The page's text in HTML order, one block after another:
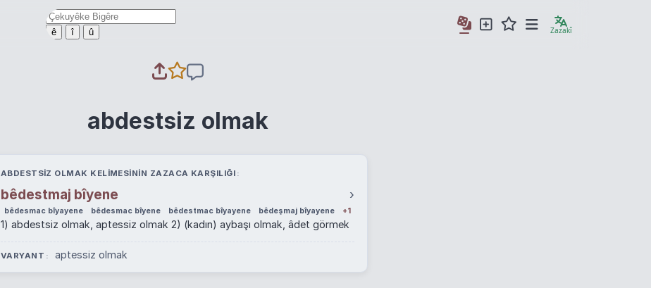
ê î û Zazakî
abdestsiz olmak
ABDESTSIZ OLMAK KELIMESININ ZAZACA KARŞILIĞI
bêdestmaj bîyene ›
bêdesmac bîyayene bêdesmac bîyene bêdestmac bîyayene bêdeşmaj bîyayene +1
1) abdestsiz olmak, aptessiz olmak 2) (kadın) aybaşı olmak, âdet görmek
VARYANT aptessiz olmak